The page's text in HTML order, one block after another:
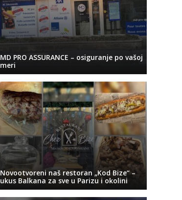
MD PRO ASSURANCE – osiguranje po vašoj
meri
Novootvoreni naš restoran „Kod Bize“ –
ukus Balkana za sve u Parizu i okolini